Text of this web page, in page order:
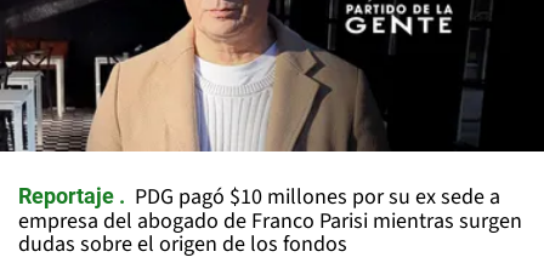
Reportaje
PDG pagó $10 millones por su ex sede a
empresa del abogado de Franco Parisi mientras surgen
dudas sobre el origen de los fondos